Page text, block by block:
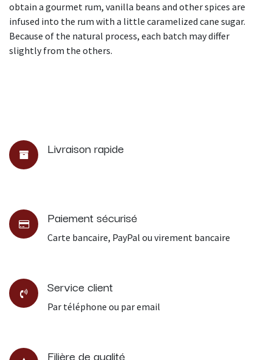
obtain a gourmet rum, vanilla beans and other spices are
infused into the rum with a little caramelized cane sugar.
Because of the natural process, each batch may differ
slightly from the others.
Livraison rapide
Paiement sécurisé
Carte bancaire, PayPal ou virement bancaire
Service client
Par téléphone ou par email
Filière de qualité